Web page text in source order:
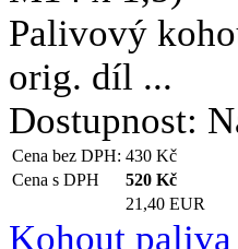
Palivový
orig. díl ...
Dostupnost:
Cena bez DPH: 430 Kč
Cena s DPH
520 Kč
21,40 EUR
Kohout